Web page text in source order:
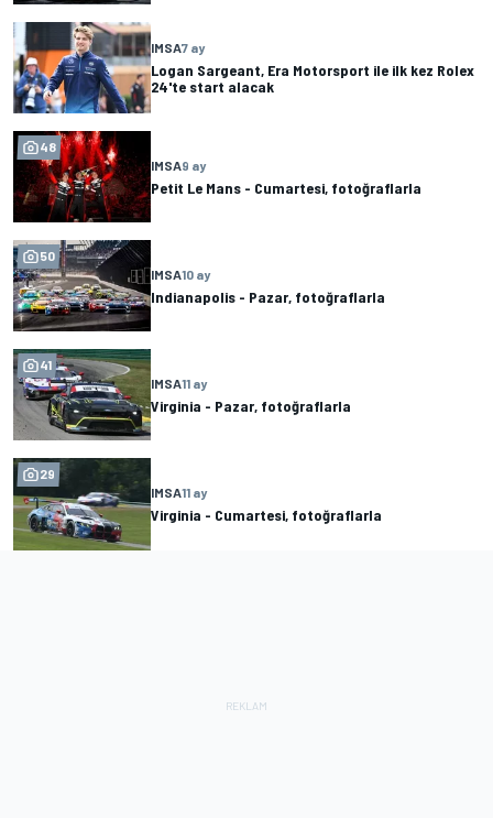
IMSA7 ay
Logan Sargeant, Era Motorsport ile ilk kez Rolex
24'te start alacak
48
IMSA9 ay
Petit Le Mans - Cumartesi, fotoğraflarla
50
IMSA10 ay
Indianapolis - Pazar, fotoğraflarla
41
IMSA11 ay
Virginia - Pazar, fotoğraflarla
29
IMSA11 ay
Virginia - Cumartesi, fotoğraflarla